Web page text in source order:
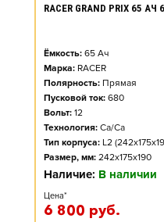
RACER GRAND PRIX 65
Ёмкость: 65 Ач
Марка: RACER
Полярность: Прямая
Пусковой ток: 680
Вольт: 12
Технология: Ca/Ca
Тип корпуса: L2
Размер, мм: 242x175x190
Наличие: В наличии
Цена*
6 800 руб.